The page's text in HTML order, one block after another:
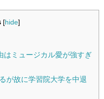
[hide]
はミュージカル愛が強すぎ
が故に学習院大学を中退